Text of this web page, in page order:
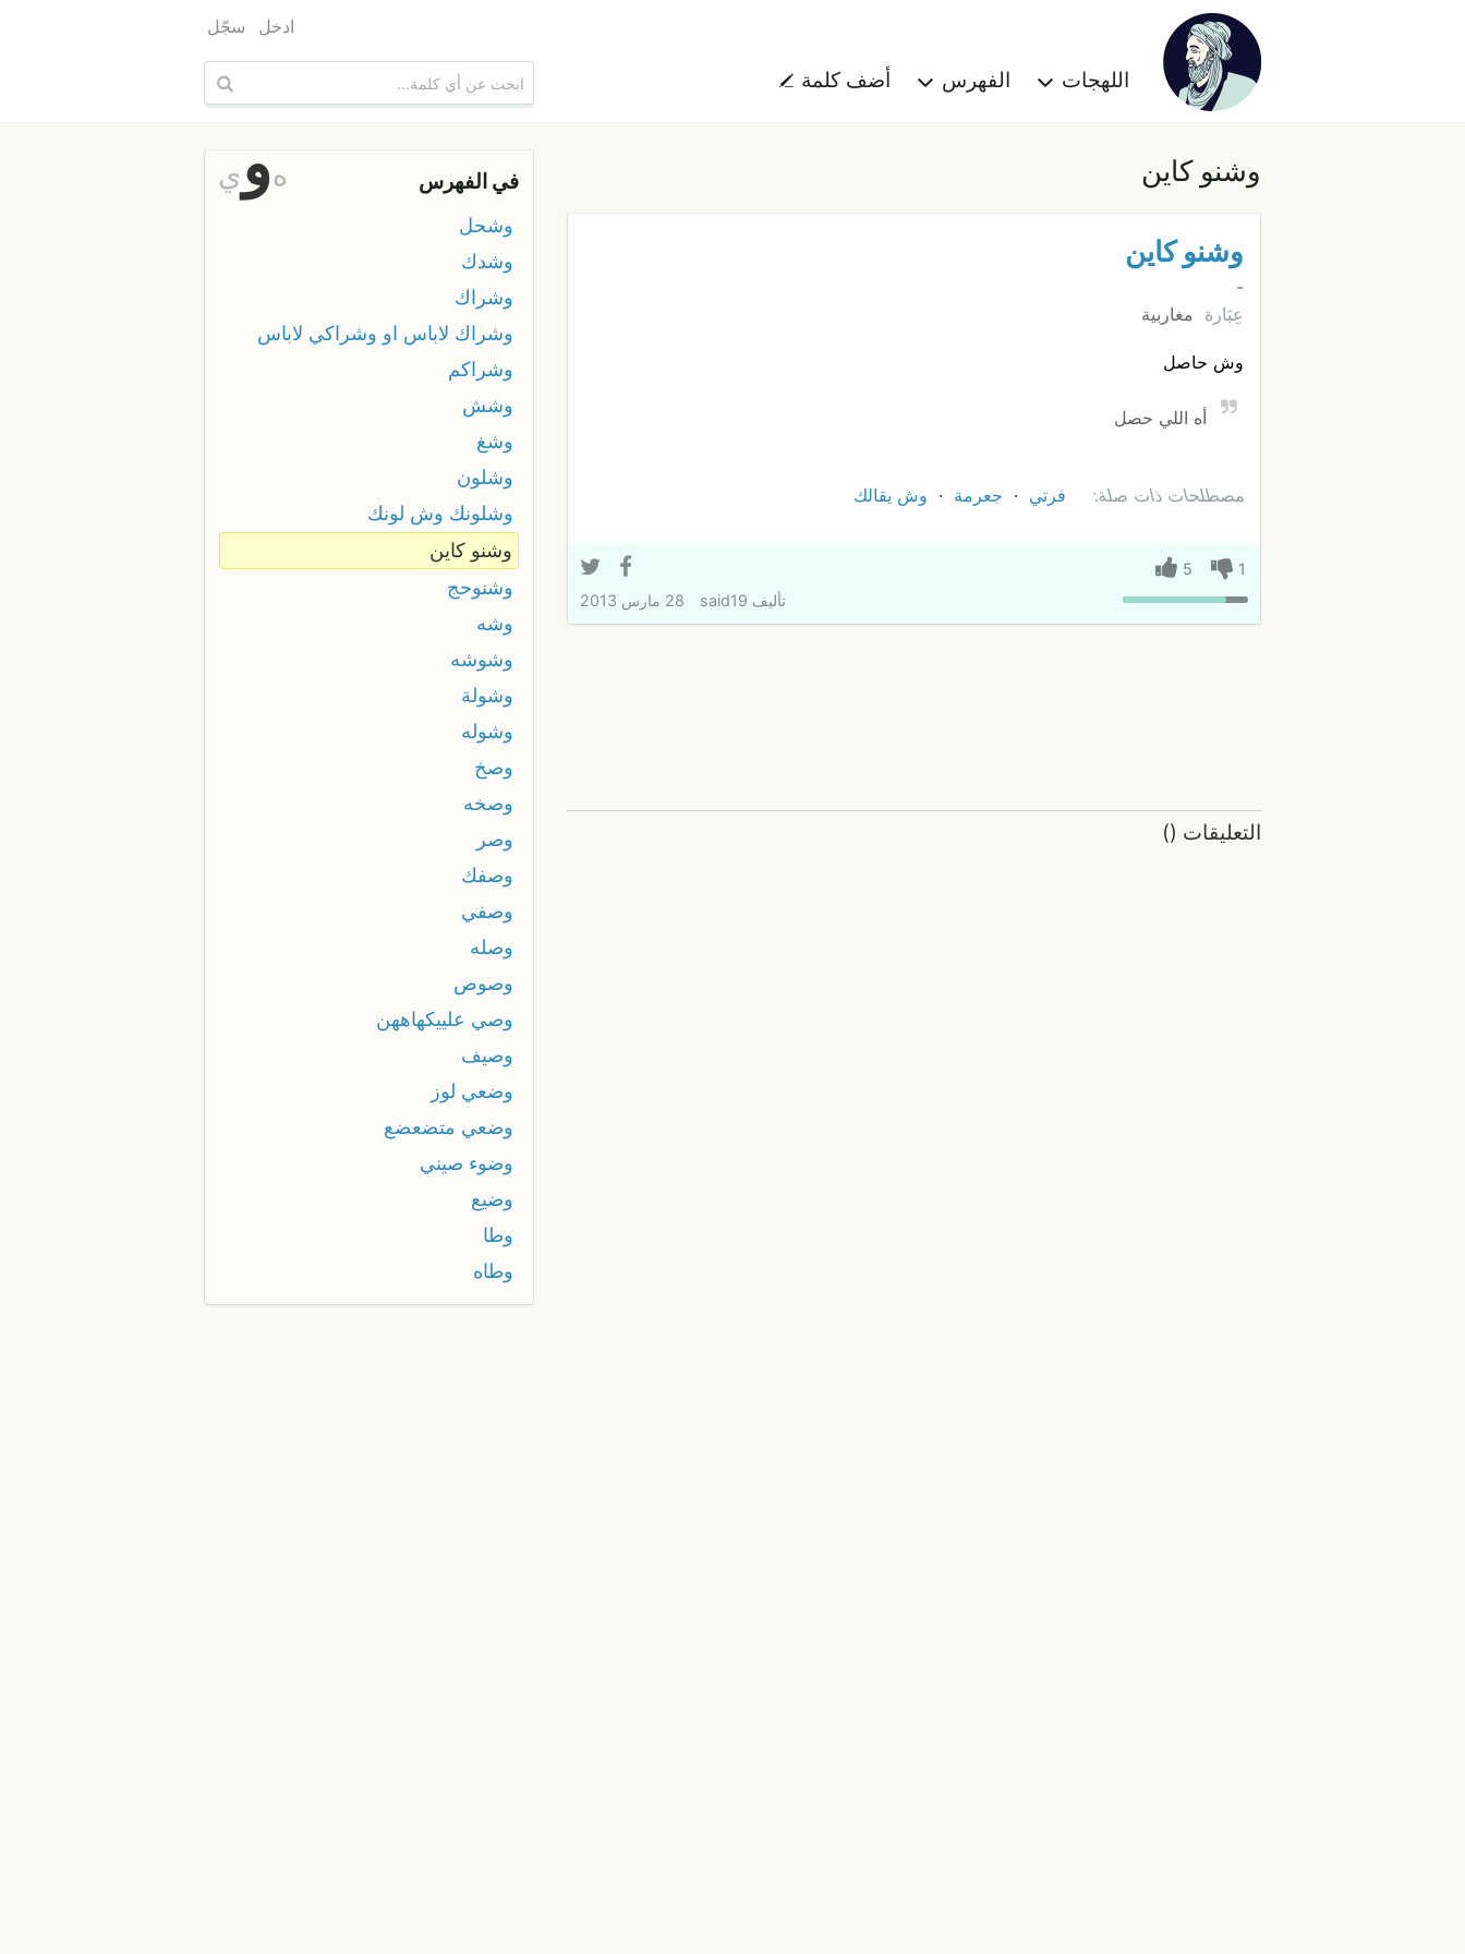
اللهجات الفهرس أضف كلمة
ادخل سجّل
وشنو كاين
وشنو كاين
-
عِبَارة مغاربية
وش حاصل
أه اللي حصل
مصطلحات ذات صلة: فرتي جعرمة وش يقالك
1
5
تأليف said19 28 مارس 2013
التعليقات (
)
في الفهرس هو ي
وشحل
وشدك
وشراك
وشراك لاباس او وشراكي لاباس
وشراكم
وشش
وشغ
وشلون
وشلونك وش لونك
وشنو كاين
وشنوحج
وشه
وشوشه
وشولة
وشوله
وصخ
وصخه
وصر
وصفك
وصفي
وصله
وصوص
وصي علييكهاههن
وصيف
وضعي لوز
وضعي متضعضع
وضوء صيني
وضيع
وطا
وطاه